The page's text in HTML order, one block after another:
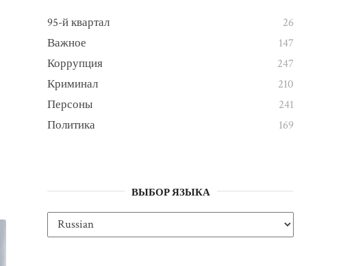
95-й квартал
26
Важное
147
Коррупция
247
Криминал
210
Персоны
241
Политика
169
ВЫБОР ЯЗЫКА